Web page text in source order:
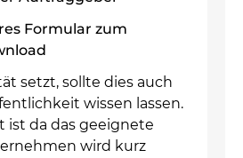
Formular zum
setzt, sollte dies auch
wissen lassen.
ist da das geeignete
wird kurz